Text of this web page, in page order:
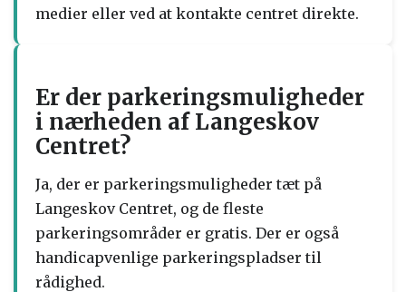
medier eller ved at kontakte centret direkte.
Er der parkeringsmuligheder
i nærheden af ​​Langeskov
Centret?
Ja, der er parkeringsmuligheder tæt på
Langeskov Centret, og de fleste
parkeringsområder er gratis. Der er også
handicapvenlige parkeringspladser til
rådighed.